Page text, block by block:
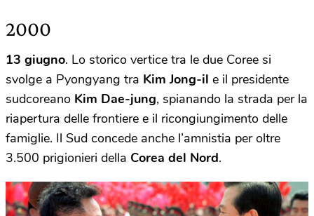
2000
13 giugno. Lo storico vertice tra le due Coree si
svolge a Pyongyang tra Kim Jong-il e il presidente
sudcoreano Kim Dae-jung, spianando la strada per la
riapertura delle frontiere e il ricongiungimento delle
famiglie. Il Sud concede anche l’amnistia per oltre
3.500 prigionieri della Corea del Nord.